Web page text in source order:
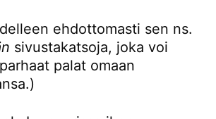
ehdottomasti sen ns.
sivustakatsoja, joka voi
palat omaan